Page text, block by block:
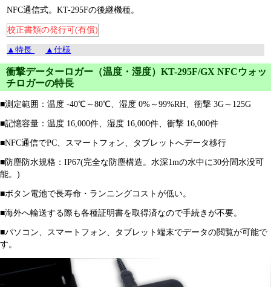
NFC通信式。KT-295Fの後継機種。
校正書類の発行可(有償)
▲特長 ▲仕様
衝撃データーロガー（温度・湿度）KT-295F/GX NFCウォッ
チロガーの特長
■測定範囲：温度 -40℃～80℃、湿度 0%～99%RH、衝撃 3G～125G
■記憶容量：温度 16,000件、湿度 16,000件、衝撃 16,000件
■NFC通信でPC、スマートフォン、タブレットへデータ移行
■防塵防水規格：IP67(完全な防塵構造。水深1mの水中に30分間水没可
能。)
■ボタン電池で長寿命・ランニングコストが低い。
■海外へ輸送する際も各種証明書を取得済なので手続きが不要。
■パソコン、スマートフォン、タブレット端末でデータの閲覧が可能で
す。